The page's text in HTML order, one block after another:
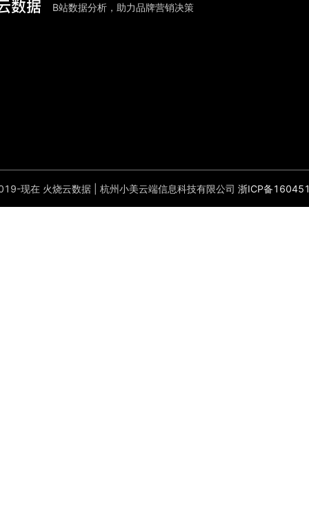
B站数据分析，助力品牌营销决策
现在 火烧云数据 | 杭州小美云端信息科技有限公司 浙ICP备